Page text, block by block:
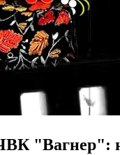
"Вагнер":